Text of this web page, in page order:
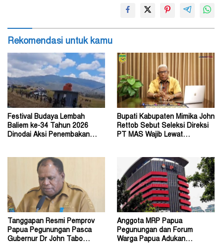
Rekomendasi untuk kamu
Festival Budaya Lembah
Baliem ke-34 Tahun 2026
Dinodai Aksi Penembakan
Bupati Kabupaten Mimika John
Rettob Sebut Seleksi Direksi
PT MAS Wajib Lewat
Tanggapan Resmi Pemprov
Papua Pegunungan Pasca
Gubernur Dr John Tabo
Anggota MRP Papua
Pegunungan dan Forum
Warga Papua Adukan